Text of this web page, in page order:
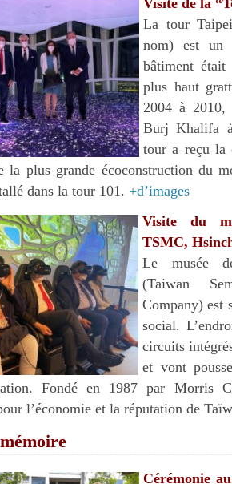
Visite de la
La tour
nom) est un
bâtiment était
plus haut
2004 à 2010,
Burj Khalifa
tour a reçu la
la plus grande écoconstruction du
dans la tour 101. +d’images
Visite du
TSMC,
Le musée
(Taiwan
Company) est
social.
circuits
et vont
Fondé en 1987 par Morris
l’économie et la réputation de
Cérémonie